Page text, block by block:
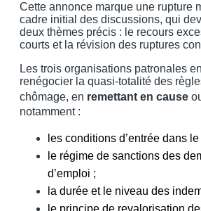
Cette annonce marque une rupture
cadre initial des discussions, qui
deux thèmes précis : le recours
courts et la révision des ruptures
Les trois organisations patronales
renégocier la quasi-totalité des
chômage, en remettant en cause
notamment :
les conditions d’entrée dans
le régime de sanctions des
d’emploi ;
la durée et le niveau des